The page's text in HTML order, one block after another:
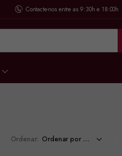
Contacte-nos entre as 9:30h e 18:00h
Ordenar: